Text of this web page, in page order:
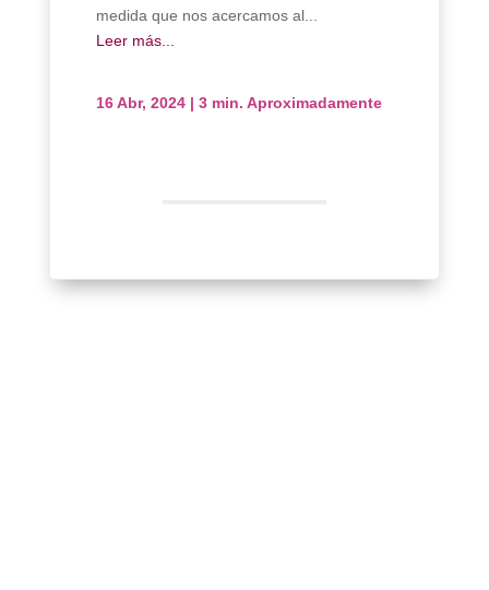
medida que nos acercamos al...
Leer más...
16 Abr, 2024 |3 min. Aproximadamente